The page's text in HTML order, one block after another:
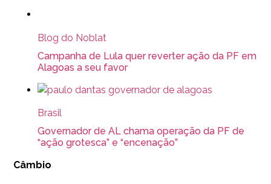
Blog do Noblat
Campanha de Lula quer reverter ação da PF em
Alagoas a seu favor
Brasil
Governador de AL chama operação da PF de
“ação grotesca” e “encenação”
Câmbio